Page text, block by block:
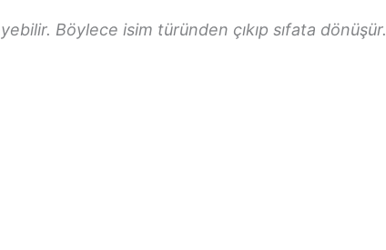
Böylece isim türünden çıkıp sıfata dönüşür.